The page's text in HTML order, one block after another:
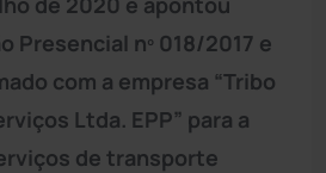
Presencial nº 018/2017 e
com a empresa “Tribo
Ltda. EPP” para a
de transporte